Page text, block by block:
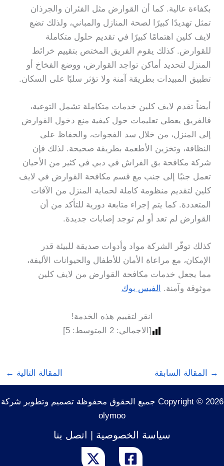
بكفاءة عالية. كما أن القوارض مثل الفئران والجرذان
تمثل تهديدًا كبيرًا لصحة المنازل والمباني، ولذلك تضع
لايف كلين اهتمامًا كبيرًا في تقديم حلول متكاملة
للقوارض. كذلك يقوم الفريق المختص بتقييم خرائط
المنزل لتحديد أماكن تواجد القوارض، ووضع الفخاخ أو
تطبيق المبيدات بطريقة آمنة ولا تؤثر سلبًا على السكان.
أيضاً تقدم لايف كلين خدمات متكاملة تشمل التوعية،
فالفريق يعطي تعليمات حول كيفية منع دخول القوارض
إلى المنزل، من خلال سد الفجوات، والحفاظ على
النظافة، وتخزين الأطعمة بطريقة صحيحة. لذلك فإن
شركة مكافحة بق الفراش في دبي في كثير من الأحيان
تعمل جنبًا إلى جنب مع قسم مكافحة القوارض في لايف
كلين لتقديم منظومة كاملة لحماية المنزل من الآفات
المتعددة. كما يتم إجراء متابعة دورية للتأكد من أن
القوارض لم تعد أو لم توجد إصابات جديدة.
كذلك توفّر الشركة مواد وأدوات صديقة للبيئة قدر
الإمكان، مع مراعاة الأمان للأطفال والحيوانات الأليفة،
مما يجعل خدمات مكافحة القوارض من لايف كلين
موثوقة وآمنة.
الفيس بوك
انقر لتقييم هذه الخدمة!
[الاجمالي:2 المتوسط:5
]
→ المقالة السابقة المقالة التالية ←
Copyright © 2026 جميع الحقوق محفوظة تصميم وتطوير شركة
olymoo
سياسة الخصوصية اتصل بنا